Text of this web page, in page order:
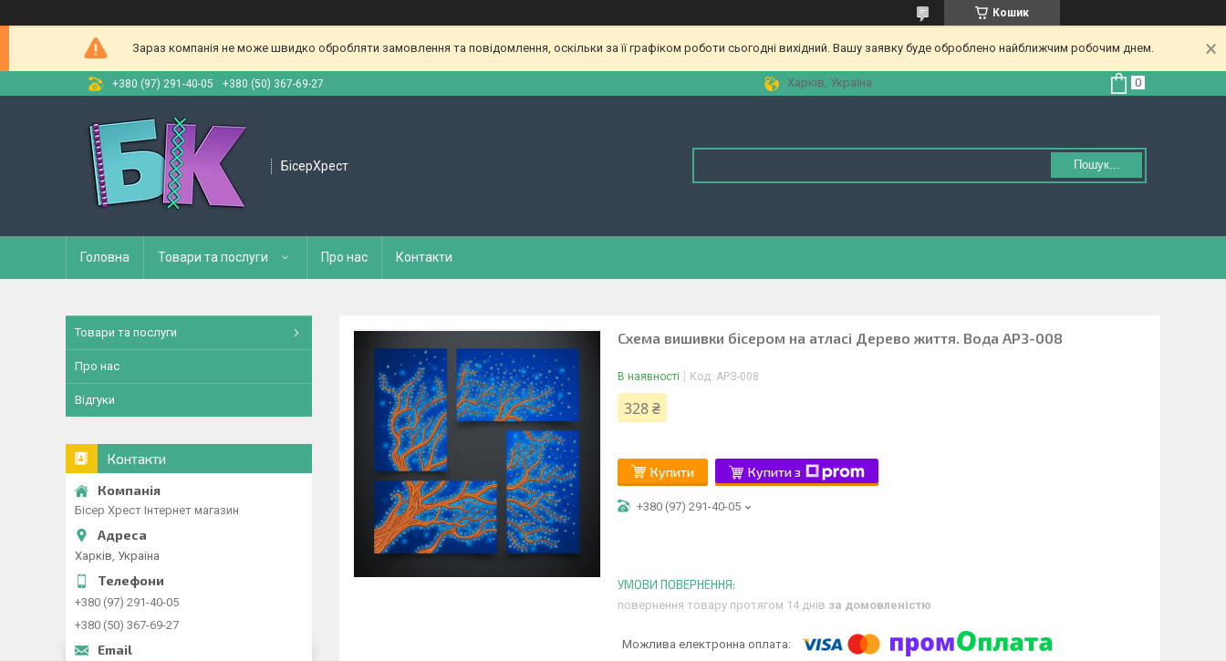
Кошик
Зараз компанія не може швидко обробляти замовлення та повідомлення, оскільки за її графіком роботи сьогодні вихідний. Вашу заявку буде оброблено найближчим робочим днем.
+380 (97) 291-40-05 +380 (50) 367-69-27 Харків, Україна
БісерХрест Пошук...
Головна Товари та послуги Про нас Контакти
Схема вишивки бісером на атласі Дерево життя. Вода АРЗ-008
В наявності Код: АРЗ-008
328 ₴
Купити Купити з
+380 (97) 291-40-05
повернення товару протягом 14 днів за домовленістю
Товари та послуги
Про нас
Відгуки
Контакти
Бісер Хрест Інтернет магазин
Харків, Україна
+380 (97) 291-40-05
+380 (50) 367-69-27